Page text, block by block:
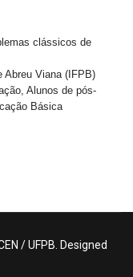
clássicos de
Abreu Viana (IFPB)
Alunos de pós-
Básica
/ UFPB. Designed